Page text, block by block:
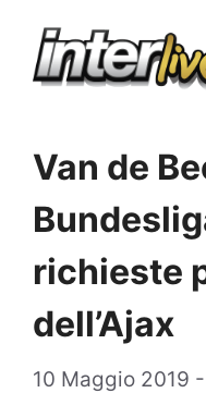
Van de
richieste
dell’Ajax
10 Maggio 2019